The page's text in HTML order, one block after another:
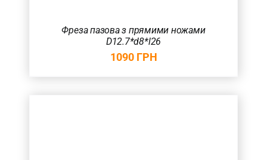
Фреза пазова з прямими ножами
D12.7*d8*l26
1090 ГРН